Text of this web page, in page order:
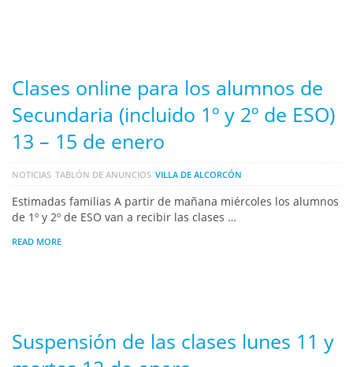
Clases online para los alumnos de
Secundaria (incluido 1º y 2º de ESO)
13 – 15 de enero
NOTICIAS TABLÓN DE ANUNCIOS VILLA DE ALCORCÓN
Estimadas familias A partir de mañana miércoles los alumnos
de 1º y 2º de ESO van a recibir las clases …
READ MORE
Suspensión de las clases lunes 11 y